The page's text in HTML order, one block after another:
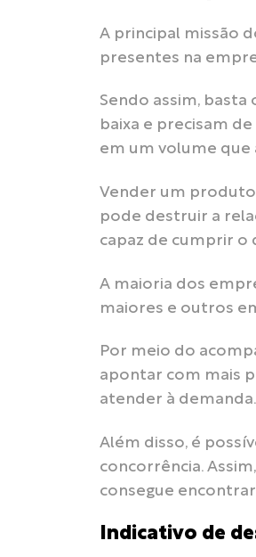
A principal missão
presentes na
Sendo assim,
baixa e precisam
em um volume que
Vender um
pode destruir a
capaz de cumprir
A maioria dos
maiores e outros
Por meio do
apontar com mais
atender à demanda.
Além disso, é
concorrência.
consegue
Indicativo de